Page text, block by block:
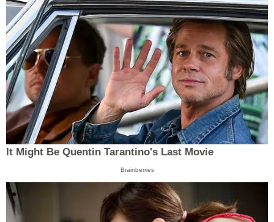
It Might Be Quentin Tarantino's Last Movie
Brainberries